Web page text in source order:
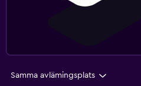
Samma avlämingsplats